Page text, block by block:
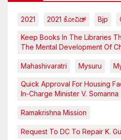
2021 2021 ಕೋವಿಡ್‌ Bjp
Keep Books In The Libraries
The Mental Development Of
Mahashivaratri Mysuru
Quick Approval For Housing
In-Charge Minister V. Somanna
Ramakrishna Mission
Request To DC To Repair K.